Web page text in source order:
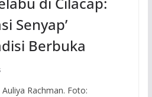
Senyap’
Berbuka
Rachman. Foto: